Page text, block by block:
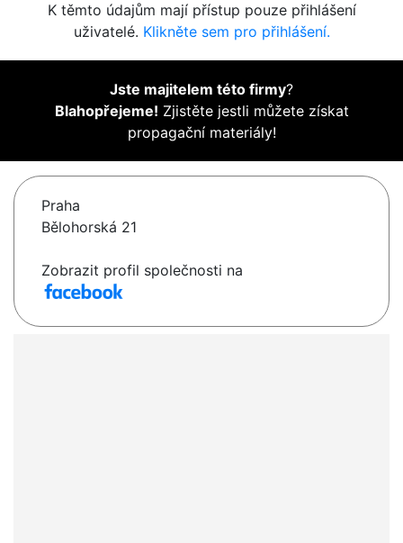
K těmto údajům mají přístup pouze přihlášení
uživatelé. Klikněte sem pro přihlášení.
Jste majitelem této firmy?
Blahopřejeme! Zjistěte jestli můžete získat
propagační materiály!
Praha
Bělohorská 21
Zobrazit profil společnosti na